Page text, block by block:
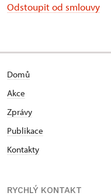
Odstoupit od smlouvy
Domů
Akce
Zprávy
Publikace
Kontakty
RYCHLÝ KONTAKT